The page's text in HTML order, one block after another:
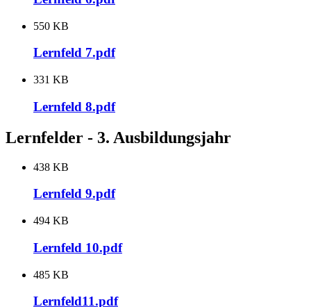
550 KB
Lernfeld 7.pdf
331 KB
Lernfeld 8.pdf
Lernfelder - 3. Ausbildungsjahr
438 KB
Lernfeld 9.pdf
494 KB
Lernfeld 10.pdf
485 KB
Lernfeld11.pdf